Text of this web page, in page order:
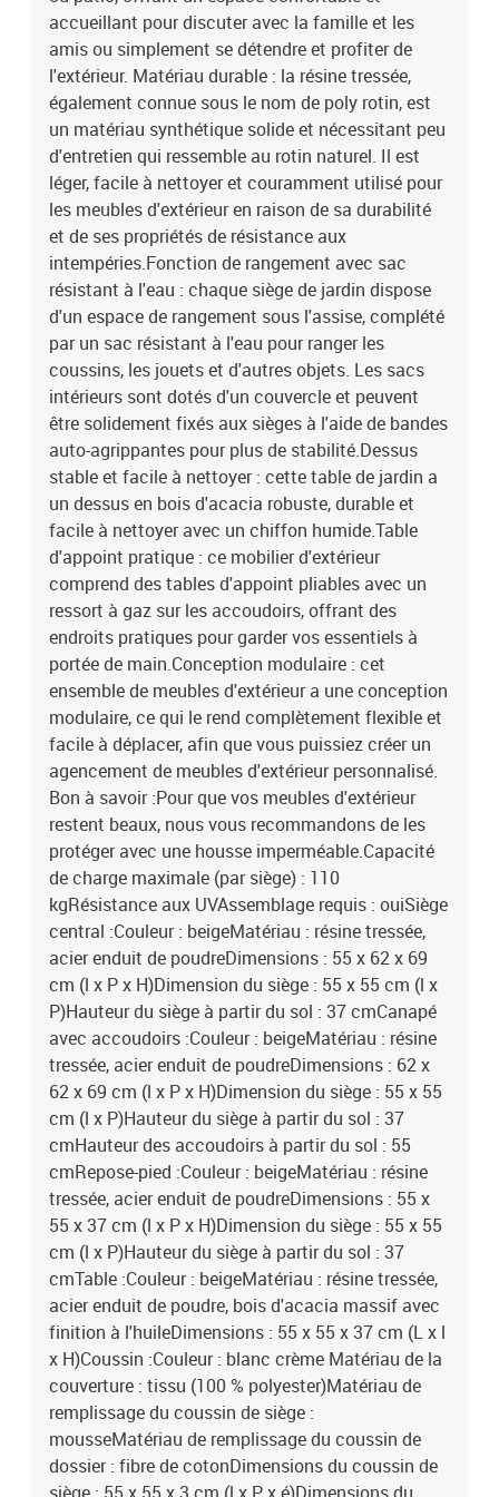
cmHauteur des accoudoirs à partir du sol : 55 cmRepose-pied
:Couleur : beigeMatériau : résine tressée, acier enduit de
poudreDimensions : 55 x 55 x 37 cm (l x P x H)Dimension du siège :
55 x 55 cm (l x P)Hauteur du siège à partir du sol : 37 cmTable
:Couleur : beigeMatériau : résine tressée, acier enduit de poudre,
bois d'acacia massif avec finition à l'huileDimensions : 55 x 55 x
37 cm (L x l x H)Coussin :Couleur : blanc crème Matériau de la
couverture : tissu (100 % polyester)Matériau de remplissage du
coussin de siège : mousseMatériau de remplissage du coussin de
dossier : fibre de cotonDimensions du coussin de siège : 55 x 55 x
3 cm (l x P x é)Dimensions du coussin de dossier : 55 x 45 x 13 cm
(L x l x é)La livraison contient :1 x siège central incluant une
fonction de rangement avec un sac résistant à l'eau2 x canapé
d'accoudoir avec fonction de rangement et sac résistant à l'eau1 x
repose-pieds incluant une fonction de rangement avec un sac
résistant à l'eau1 x table de jardin3 x coussin de dossier4 x coussin
de siège avec housse amovible et lavable
accueillant pour discuter avec la famille et les
amis ou simplement se détendre et profiter de
l'extérieur. Matériau durable : la résine tressée,
également connue sous le nom de poly rotin, est
un matériau synthétique solide et nécessitant peu
d'entretien qui ressemble au rotin naturel. Il est
léger, facile à nettoyer et couramment utilisé pour
les meubles d'extérieur en raison de sa durabilité
et de ses propriétés de résistance aux
intempéries.Fonction de rangement avec sac
résistant à l'eau : chaque siège de jardin dispose
d'un espace de rangement sous l'assise, complété
par un sac résistant à l'eau pour ranger les
coussins, les jouets et d'autres objets. Les sacs
intérieurs sont dotés d'un couvercle et peuvent
être solidement fixés aux sièges à l'aide de bandes
auto-agrippantes pour plus de stabilité.Dessus
stable et facile à nettoyer : cette table de jardin a
un dessus en bois d'acacia robuste, durable et
facile à nettoyer avec un chiffon humide.Table
d'appoint pratique : ce mobilier d'extérieur
comprend des tables d'appoint pliables avec un
ressort à gaz sur les accoudoirs, offrant des
endroits pratiques pour garder vos essentiels à
portée de main.Conception modulaire : cet
ensemble de meubles d'extérieur a une conception
modulaire, ce qui le rend complètement flexible et
facile à déplacer, afin que vous puissiez créer un
agencement de meubles d'extérieur personnalisé.
Bon à savoir :Pour que vos meubles d'extérieur
restent beaux, nous vous recommandons de les
protéger avec une housse imperméable.Capacité
de charge maximale (par siège) : 110
kgRésistance aux UVAssemblage requis : ouiSiège
central :Couleur : beigeMatériau : résine tressée,
acier enduit de poudreDimensions : 55 x 62 x 69
cm (l x P x H)Dimension du siège : 55 x 55 cm (l x
P)Hauteur du siège à partir du sol : 37 cmCanapé
avec accoudoirs :Couleur : beigeMatériau : résine
tressée, acier enduit de poudreDimensions : 62 x
62 x 69 cm (l x P x H)Dimension du siège : 55 x 55
cm (l x P)Hauteur du siège à partir du sol : 37
cmHauteur des accoudoirs à partir du sol : 55
cmRepose-pied :Couleur : beigeMatériau : résine
tressée, acier enduit de poudreDimensions : 55 x
55 x 37 cm (l x P x H)Dimension du siège : 55 x 55
cm (l x P)Hauteur du siège à partir du sol : 37
cmTable :Couleur : beigeMatériau : résine tressée,
acier enduit de poudre, bois d'acacia massif avec
finition à l'huileDimensions : 55 x 55 x 37 cm (L x l
x H)Coussin :Couleur : blanc crème Matériau de la
couverture : tissu (100 % polyester)Matériau de
remplissage du coussin de siège :
mousseMatériau de remplissage du coussin de
dossier : fibre de cotonDimensions du coussin de